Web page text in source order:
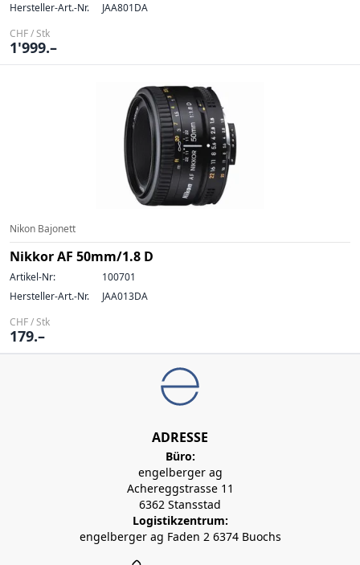
Hersteller-Art.-Nr.
JAA801DA
CHF / Stk
1'999.–
Nikon Bajonett
Nikkor AF 50mm/1.8 D
Artikel-Nr:
100701
Hersteller-Art.-Nr.
JAA013DA
CHF / Stk
179.–
ADRESSE
Büro:
engelberger ag
Achereggstrasse 11
6362 Stansstad
Logistikzentrum:
engelberger ag Faden 2 6374 Buochs